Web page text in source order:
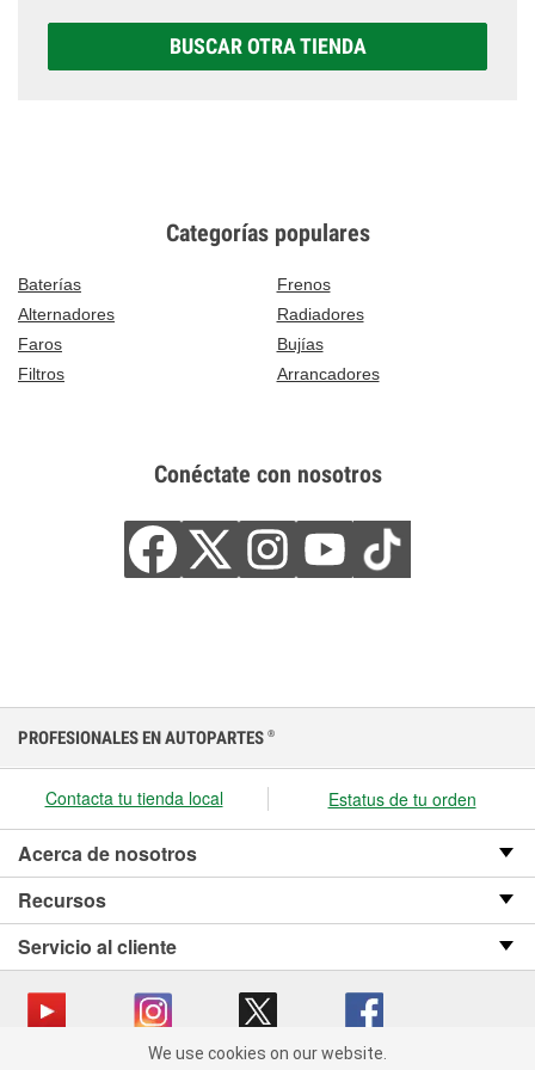
BUSCAR OTRA TIENDA
Categorías populares
Baterías
Frenos
Alternadores
Radiadores
Faros
Bujías
Filtros
Arrancadores
Conéctate con nosotros
We use cookies on our website. By clicking "Accept", you consent
PROFESIONALES EN AUTOPARTES ®
Contacta tu tienda local Estatus de tu orden
Acerca de nosotros
Recursos
Servicio al cliente
We use cookies on our website.